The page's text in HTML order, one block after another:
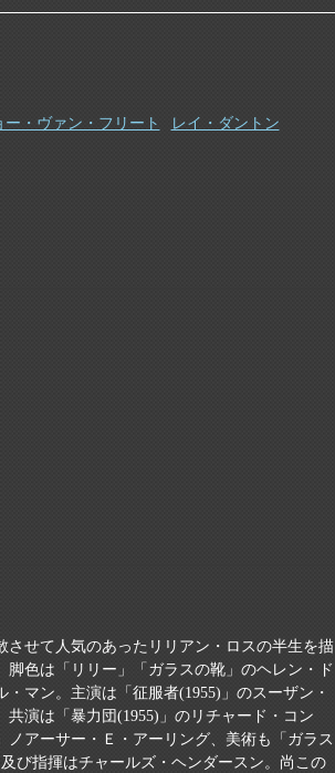
ー・ヴァン・フリート
レイ・ダントン
させて人気のあったリリアン・ロスの半生を描
色は「リリー」「ガラスの靴」のヘレン・ド
マン。主演は「征服者(1955)」のスーザン・
演は「暴力団(1955)」のリチャード・コン
アーサー・Ｅ・アーリング、美術も「ガラス
び指揮はチャールズ・ヘンダースン。尚この